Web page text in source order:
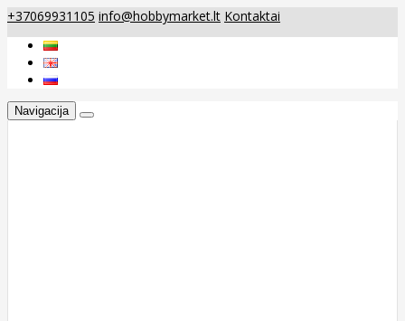
+37069931105 info@hobbymarket.lt Kontaktai
Navigacija